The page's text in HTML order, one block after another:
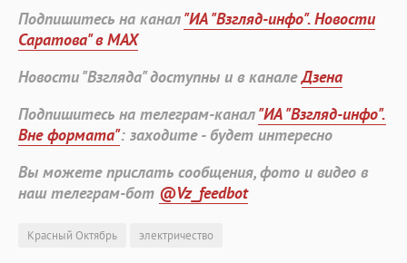
Подпишитесь на канал"ИА "Взгляд-инфо". Новости
Саратова" в MAX
Новости "Взгляда" доступны и в каналеДзена
Подпишитесь на телеграм-канал"ИА "Взгляд-инфо".
Вне формата": заходите - будет интересно
Вы можете прислать сообщения, фото и видео в
наш телеграм-бот @Vz_feedbot
Красный Октябрь электричество